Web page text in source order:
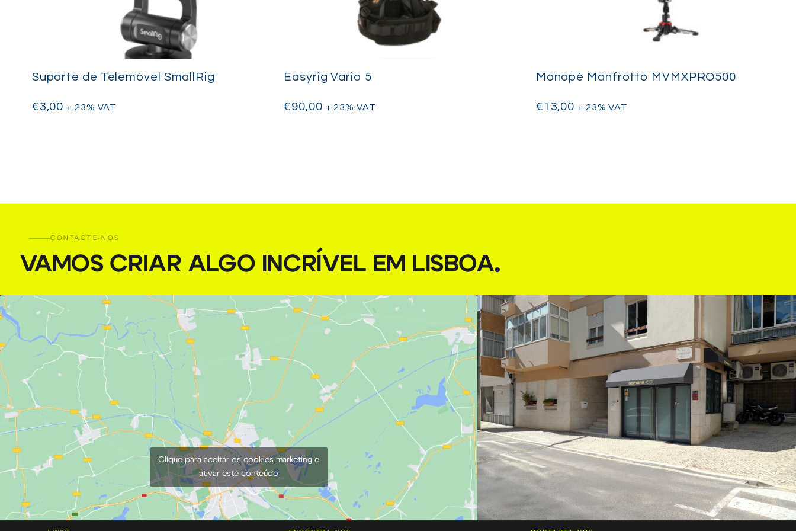
Suporte de Telemóvel SmallRig
€3,00 + 23% VAT
Easyrig Vario 5
€90,00 + 23% VAT
Monopé Manfrotto MVMXPRO500
€ 13,00 + 23% VAT
CONTACTE-NOS
VAMOS CRIAR ALGO INCRÍVEL EM LISBOA.
Clique para aceitar os cookies marketing e
ativar este conteúdo